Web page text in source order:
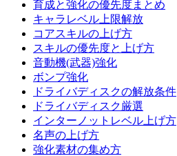
育成と強化の優先度まとめ
キャラレベル上限解放
コアスキルの上げ方
スキルの優先度と上げ方
音動機(武器)強化
ボンプ強化
ドライバディスクの解放条件
ドライバディスク厳選
インターノットレベル上げ方
名声の上げ方
強化素材の集め方